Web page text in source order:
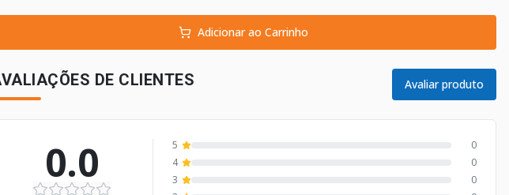
Adicionar ao Carrinho
DE CLIENTES Avaliar produto
0.0 5
0
4
0
3
0